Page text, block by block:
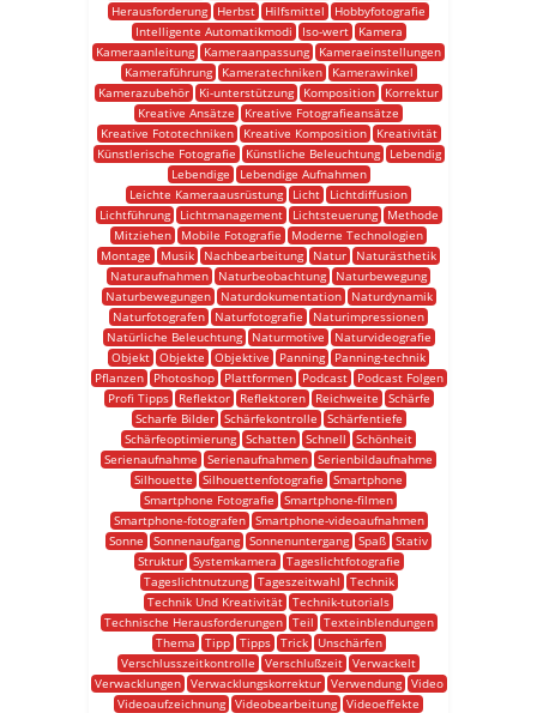
Herausforderung
Herbst Hilfsmittel
Hobbyfotografie
Intelligente Automatikmodi
Iso-wert
Kamera
Kameraanleitung
Kameraanpassung
Kameraeinstellungen
Kameraführung
Kameratechniken
Kamerawinkel
Kamerazubehör
Ki-unterstützung Komposition
Korrektur
Kreative Ansätze
Kreative Fotografieansätze
Kreative Fototechniken
Kreative Komposition
Kreativität
Künstlerische Fotografie
Künstliche Beleuchtung
Lebendig
Lebendige
Lebendige Aufnahmen
Leichte Kameraausrüstung
Licht
Lichtdiffusion
Lichtführung
Lichtmanagement Lichtsteuerung
Methode
Mitziehen
Mobile Fotografie
Moderne Technologien
Montage
Musik Nachbearbeitung Natur
Naturästhetik
Naturaufnahmen
Naturbeobachtung
Naturbewegung
Naturbewegungen
Naturdokumentation
Naturdynamik
Naturfotografen
Naturfotografie
Naturimpressionen
Natürliche Beleuchtung
Naturmotive
Naturvideografie
Objekt Objekte Objektive Panning
Panning-technik
Pflanzen
Photoshop Plattformen Podcast
Podcast Folgen
Profi Tipps
Reflektor Reflektoren Reichweite
Schärfe
Scharfe Bilder
Schärfekontrolle
Schärfentiefe
Schärfeoptimierung Schatten Schnell
Schönheit
Serienaufnahme
Serienaufnahmen Serienbildaufnahme
Silhouette
Silhouettenfotografie
Smartphone
Smartphone Fotografie
Smartphone-filmen
Smartphone-fotografen
Smartphone-videoaufnahmen
Sonne
Sonnenaufgang Sonnenuntergang Spaß Stativ
Struktur
Systemkamera
Tageslichtfotografie
Tageslichtnutzung
Tageszeitwahl
Technik
Technik Und Kreativität Technik-tutorials
Technische Herausforderungen
Teil
Texteinblendungen
Thema
Tipp Tipps Trick
Unschärfen
Verschlusszeitkontrolle
Verschlußzeit Verwackelt
Verwacklungen
Verwacklungskorrektur Verwendung
Video
Videoaufzeichnung Videobearbeitung Videoeffekte